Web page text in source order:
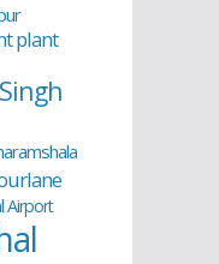
plant
Airport